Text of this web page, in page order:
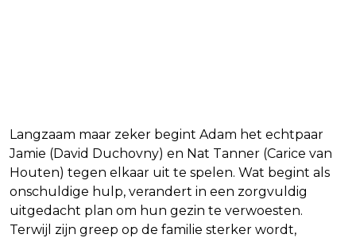
Langzaam maar zeker begint Adam het echtpaar
Jamie (David Duchovny) en Nat Tanner (Carice van
Houten) tegen elkaar uit te spelen. Wat begint als
onschuldige hulp, verandert in een zorgvuldig
uitgedacht plan om hun gezin te verwoesten.
Terwijl zijn greep op de familie sterker wordt,